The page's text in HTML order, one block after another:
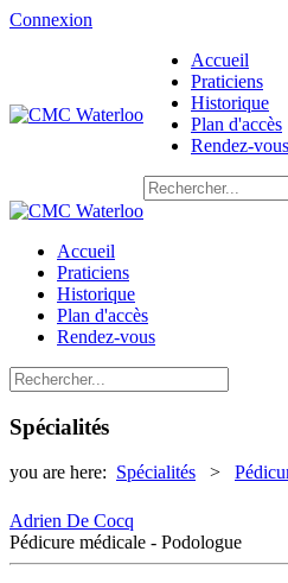
Connexion
Accueil
Praticiens
Historique
Plan d'accès
Rendez-vous
Accueil
Praticiens
Historique
Plan d'accès
Rendez-vous
Spécialités
you are here: Spécialités >
Adrien De Cocq
Pédicure médicale - Podologue